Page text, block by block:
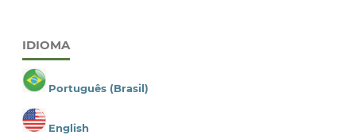
IDIOMA
Português (Brasil)
English